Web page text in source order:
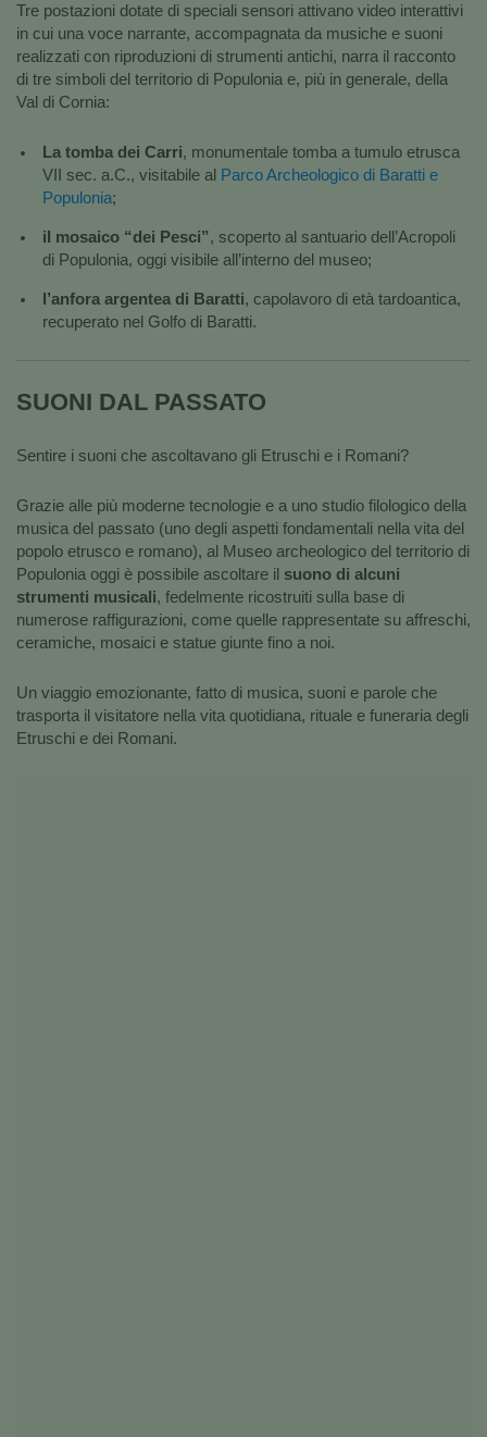
Tre postazioni dotate di speciali sensori attivano video interattivi
in cui una voce narrante, accompagnata da musiche e suoni
realizzati con riproduzioni di strumenti antichi, narra il racconto
di tre simboli del territorio di Populonia e, più in generale, della
Val di Cornia:
La tomba dei Carri, monumentale tomba a tumulo etrusca
VII sec. a.C., visitabile al Parco Archeologico di Baratti e
Populonia;
il mosaico “dei Pesci”, scoperto al santuario dell’Acropoli
di Populonia, oggi visibile all’interno del museo;
l’anfora argentea di Baratti, capolavoro di età tardoantica,
recuperato nel Golfo di Baratti.
SUONI DAL PASSATO
Sentire i suoni che ascoltavano gli Etruschi e i Romani?
Grazie alle più moderne tecnologie e a uno studio filologico della
musica del passato (uno degli aspetti fondamentali nella vita del
popolo etrusco e romano), al Museo archeologico del territorio di
Populonia oggi è possibile ascoltare il suono di alcuni
strumenti musicali, fedelmente ricostruiti sulla base di
numerose raffigurazioni, come quelle rappresentate su affreschi,
ceramiche, mosaici e statue giunte fino a noi.
Un viaggio emozionante, fatto di musica, suoni e parole che
trasporta il visitatore nella vita quotidiana, rituale e funeraria degli
Etruschi e dei Romani.